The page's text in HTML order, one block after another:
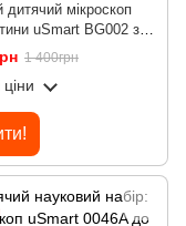
дитячий мікроскоп
uSmart BG002 з
до 1200х, з
для смартфона,
1 400грн